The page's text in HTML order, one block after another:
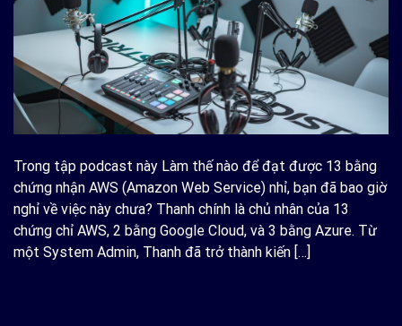
Trong tập podcast này Làm thế nào để đạt được 13 bằng
chứng nhận AWS (Amazon Web Service) nhỉ, bạn đã bao giờ
nghỉ về việc này chưa? Thanh chính là chủ nhân của 13
chứng chỉ AWS, 2 bằng Google Cloud, và 3 bằng Azure. Từ
một System Admin, Thanh đã trở thành kiến […]